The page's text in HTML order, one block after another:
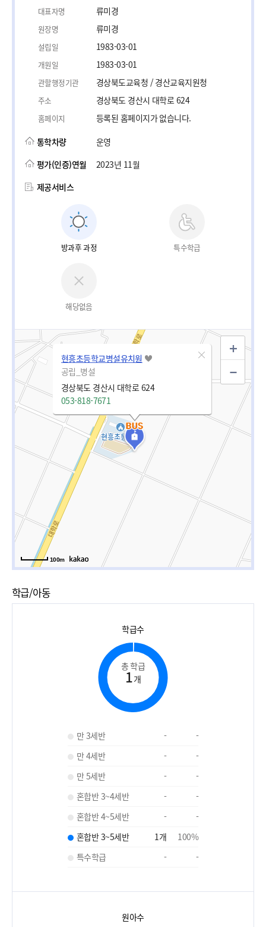
대표자명 류미경
원장명 류미경
설립일 1983-03-01
개원일 1983-03-01
관할행정기관 경상북도교육청 / 경산교육지원청
주소 경상북도 경산시 대학로 624
홈페이지
등록된 홈페이지가 없습니다.
통학차량
운영
평가(인증)연월
2023년 11월
제공서비스
방과후 과정 특수학급
해당없음
현흥초등학교병설유치원
공립_병설
경상북도 경산시 대학로 624
053-818-7671
100m
학급/아동
학급수
총 학급
1개
만 3세반 -
-
만 4세반
-
-
만 5세반
-
-
혼합반 3~4세반
-
-
혼합반 4~5세반
-
-
혼합반 3~5세반
1개 100%
특수학급
- -
원아수